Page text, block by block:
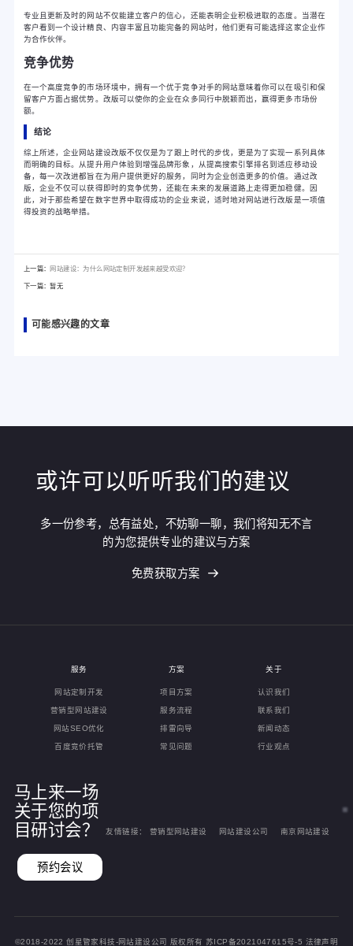
专业且更新及时的网站不仅能建立客户的信心，还能表明企业积极进取的态度。当潜在
客户看到一个设计精良、内容丰富且功能完备的网站时，他们更有可能选择这家企业作
为合作伙伴。
竞争优势
在一个高度竞争的市场环境中，拥有一个优于竞争对手的网站意味着你可以在吸引和保
留客户方面占据优势。改版可以使你的企业在众多同行中脱颖而出，赢得更多市场份
额。
结论
综上所述，企业网站建设改版不仅仅是为了跟上时代的步伐，更是为了实现一系列具体
而明确的目标。从提升用户体验到增强品牌形象，从提高搜索引擎排名到适应移动设
备，每一次改进都旨在为用户提供更好的服务，同时为企业创造更多的价值。通过改
版，企业不仅可以获得即时的竞争优势，还能在未来的发展道路上走得更加稳健。因
此，对于那些希望在数字世界中取得成功的企业来说，适时地对网站进行改版是一项值
得投资的战略举措。
上一篇： 网站建设：为什么网站定制开发越来越受欢迎？
下一篇：暂无
可能感兴趣的文章
或许可以听听我们的建议
多一份参考，总有益处，不妨聊一聊，我们将知无不言
的为您提供专业的建议与方案
免费获取方案
服务
网站定制开发
营销型网站建设
网站SEO优化
百度竞价托管
方案
项目方案
服务流程
排雷向导
常见问题
关于
认识我们
联系我们
新闻动态
行业观点
马上来一场
关于您的项
目研讨会？
预约会议
友情链接： 营销型网站建设 网站建设公司 南京网站建设
©2018-2022 创星管家科技-网站建设公司 版权所有 苏ICP备2021047615号-5 法律声明